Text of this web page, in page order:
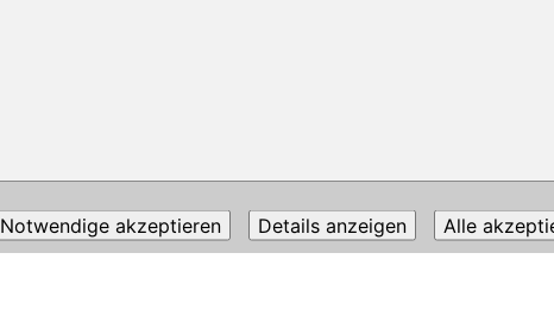
Notwendige akzeptieren Details anzeigen Alle